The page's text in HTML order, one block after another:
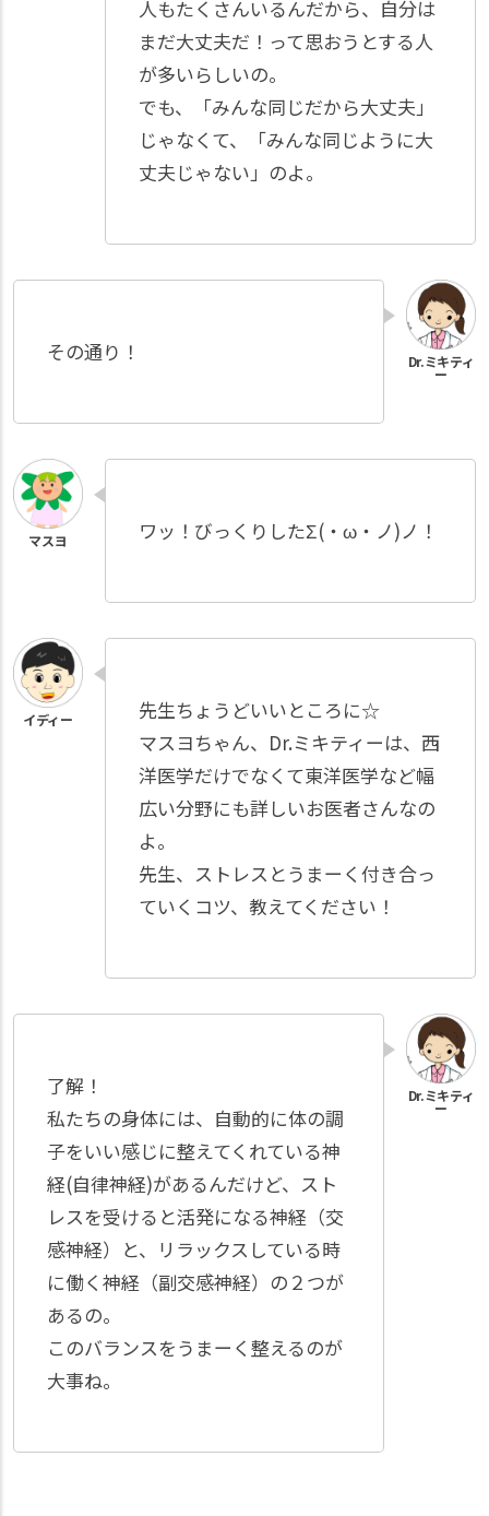
人もたくさんいるんだから、自分は
まだ大丈夫だ！って思おうとする人
が多いらしいの。
でも、「みんな同じだから大丈夫」
じゃなくて、「みんな同じように大
丈夫じゃない」のよ。
その通り！
ワッ！びっくりしたΣ(・ω・ノ)ノ！
先生ちょうどいいところに☆
マスヨちゃん、Dr.ミキティーは、西
洋医学だけでなくて東洋医学など幅
広い分野にも詳しいお医者さんなの
よ。
先生、ストレスとうまーく付き合っ
ていくコツ、教えてください！
了解！
私たちの身体には、自動的に体の調
子をいい感じに整えてくれている神
経(自律神経)があるんだけど、スト
レスを受けると活発になる神経（交
感神経）と、リラックスしている時
に働く神経（副交感神経）の２つが
あるの。
このバランスをうまーく整えるのが
大事ね。